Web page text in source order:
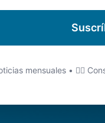
mensuales • 🏊‍♂️